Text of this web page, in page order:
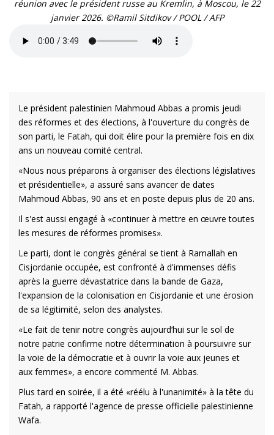
réunion avec le président russe au Kremlin, à Moscou, le 22
janvier 2026. ©Ramil Sitdikov / POOL / AFP
Le président palestinien Mahmoud Abbas a promis jeudi
des réformes et des élections, à l'ouverture du congrès de
son parti, le Fatah, qui doit élire pour la première fois en dix
ans un nouveau comité central.
«Nous nous préparons à organiser des élections législatives
et présidentielle», a assuré sans avancer de dates
Mahmoud Abbas, 90 ans et en poste depuis plus de 20 ans.
Il s'est aussi engagé à «continuer à mettre en œuvre toutes
les mesures de réformes promises».
Le parti, dont le congrès général se tient à Ramallah en
Cisjordanie occupée, est confronté à d'immenses défis
après la guerre dévastatrice dans la bande de Gaza,
l'expansion de la colonisation en Cisjordanie et une érosion
de sa légitimité, selon des analystes.
«Le fait de tenir notre congrès aujourd’hui sur le sol de
notre patrie confirme notre détermination à poursuivre sur
la voie de la démocratie et à ouvrir la voie aux jeunes et
aux femmes», a encore commenté M. Abbas.
Plus tard en soirée, il a été «réélu à l'unanimité» à la tête du
Fatah, a rapporté l'agence de presse officielle palestinienne
Wafa.